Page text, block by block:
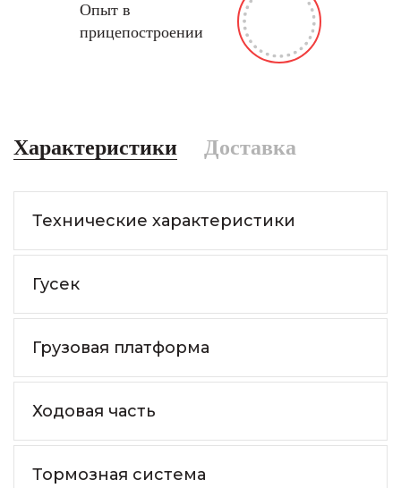
Опыт в
прицепостроении
Характеристики Доставка
Технические характеристики
Гусек
Грузовая платформа
Ходовая часть
Тормозная система